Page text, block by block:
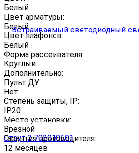
Белый
Цвет арматуры:
Белый
Цвет плафонов:
Белый
Форма рассеивателя:
Круглый
Дополнительно:
Пульт ДУ:
Нет
Степень защиты, IP:
IP20
Место установки:
Врезной
Гарантия производителя:
12 месяцев